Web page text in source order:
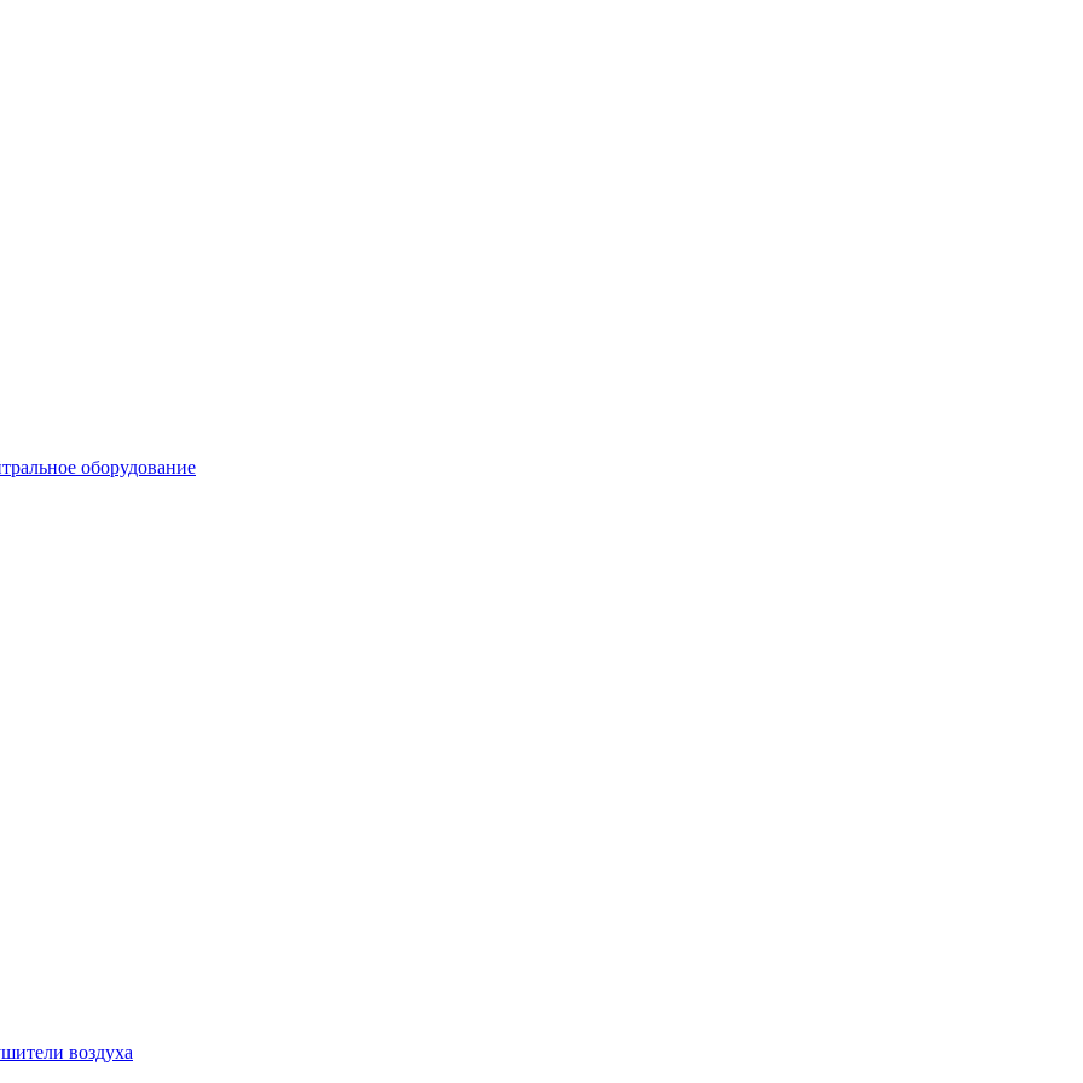
оборудование
воздуха